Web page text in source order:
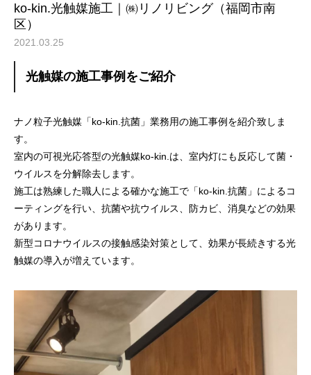
ko-kin.光触媒施工｜㈱リノリビング（福岡市南
区）
2021.03.25
光触媒の施工事例をご紹介
ナノ粒子光触媒「ko-kin.抗菌」業務用の施工事例を紹介致しま
す。
室内の可視光応答型の光触媒ko-kin.は、室内灯にも反応して菌・
ウイルスを分解除去します。
施工は熟練した職人による確かな施工で「ko-kin.抗菌」によるコ
ーティングを行い、抗菌や抗ウイルス、防カビ、消臭などの効果
があります。
新型コロナウイルスの接触感染対策として、効果が長続きする光
触媒の導入が増えています。